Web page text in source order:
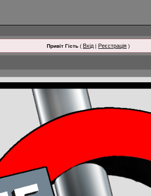
Привіт Гість ( Вхід | Реєстрація )